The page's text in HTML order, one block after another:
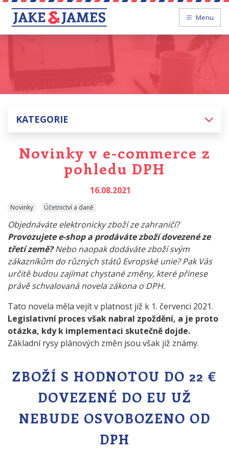
Menu
KATEGORIE
Novinky v e-commerce z
pohledu DPH
16.08.2021
Novinky Účetnictví a daně
Objednáváte elektronicky zboží ze zahraničí?
Provozujete e-shop a prodáváte zboží dovezené ze
třetí země?Nebo naopak dodáváte zboží svým
zákazníkům do různých států Evropské unie? Pak Vás
určitě budou zajímat chystané změny, které přinese
právě schvalovaná novela zákona o DPH.
Tato novela měla vejít v platnost již k 1. červenci 2021.
Legislativní proces však nabral zpoždění, a je proto
otázka, kdy k implementaci skutečně dojde.
Základní rysy plánových změn jsou však již známy.
ZBOŽÍ S HODNOTOU DO 22 €
DOVEZENÉ DO EU UŽ
NEBUDE OSVOBOZENO OD
DPH